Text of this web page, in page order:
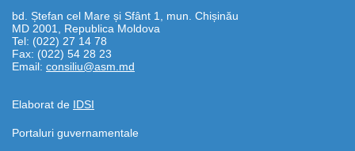
bd. Ștefan cel Mare și Sfânt 1, mun. Chișinău
MD 2001, Republica Moldova
Tel: (022) 27 14 78
Fax: (022) 54 28 23
Email: consiliu@asm.md
Elaborat de IDSI
Portaluri guvernamentale